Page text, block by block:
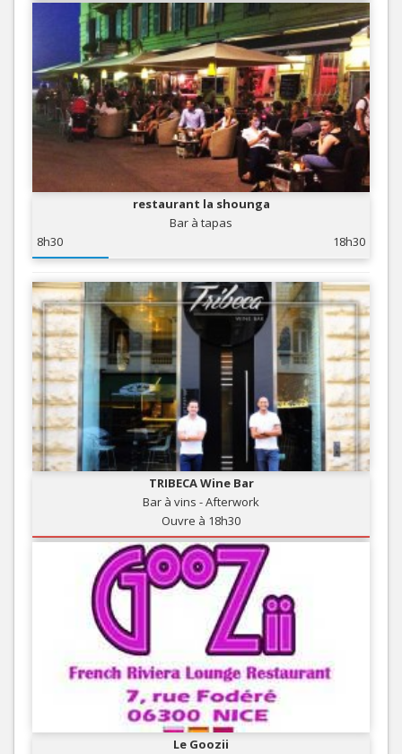
restaurant la shounga
Bar à tapas
8h30
18h30
TRIBECA Wine Bar
Bar à vins - Afterwork
Ouvre à 18h30
Le Goozii